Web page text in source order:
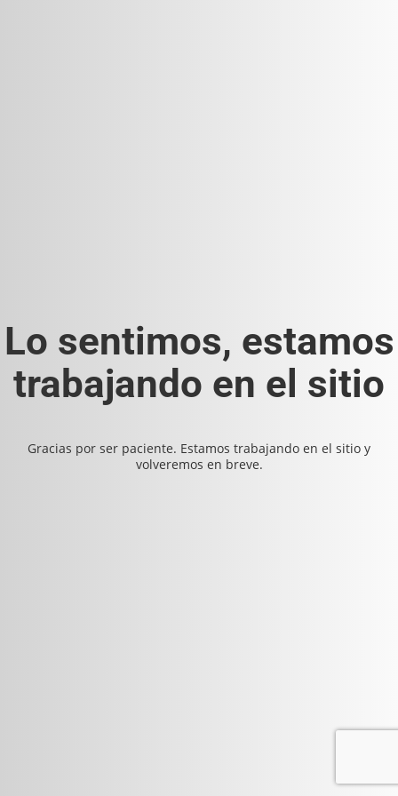
Lo sentimos, estamos
trabajando en el sitio
Gracias por ser paciente. Estamos trabajando en el sitio y
volveremos en breve.